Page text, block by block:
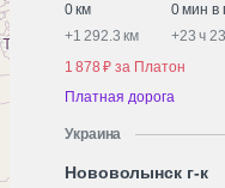
0 км
0 мин в
+1 292.3 км +23 ч
1 878 ₽ за Платон
Платная дорога
Украина
Нововолынск г-к